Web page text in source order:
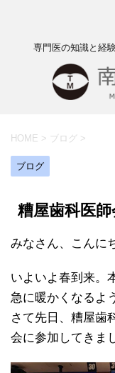
専門医の知識と経
HOME > ブログ >
ブログ
糟屋歯科医
みなさん、こんに
いよいよ春到来。
急に暖かくなるよ
さて先日、糟屋歯
会に参加してきま